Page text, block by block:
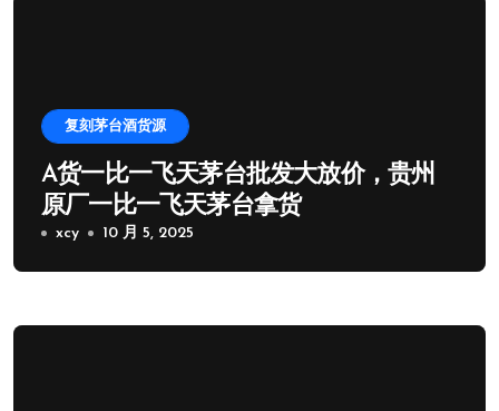
复刻茅台酒货源
A货一比一飞天茅台批发大放价，贵州
原厂一比一飞天茅台拿货
xcy 10 月 5, 2025